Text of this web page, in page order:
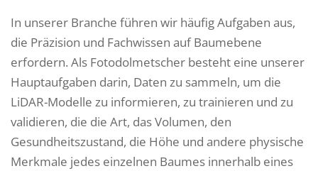
In unserer Branche führen wir häufig Aufgaben aus,
die Präzision und Fachwissen auf Baumebene
erfordern. Als Fotodolmetscher besteht eine unserer
Hauptaufgaben darin, Daten zu sammeln, um die
LiDAR-Modelle zu informieren, zu trainieren und zu
validieren, die die Art, das Volumen, den
Gesundheitszustand, die Höhe und andere physische
Merkmale jedes einzelnen Baumes innerhalb eines